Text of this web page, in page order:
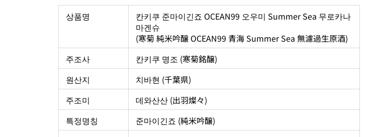
상품명
칸키쿠 준마이긴죠 OCEAN99 오우미 Summer Sea 무로카나
마겐슈
(寒菊 純米吟醸 OCEAN99 青海 Summer Sea 無濾過生原酒)
주조사
칸키쿠 명조 (寒菊銘醸)
원산지
치바현 (千葉県)
주조미
데와산산 (出羽燦々)
특정명칭
준마이긴죠 (純米吟醸)